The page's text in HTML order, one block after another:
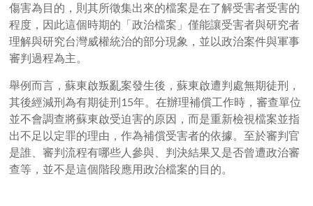
傷害為目的，則其所徵集出來的檔案是在了解受害者受害的
程度，因此這個時期的「政治檔案」僅能讓受害者與研究者
理解與研究台灣威權統治的部分現象，並以政治案件與軍事
審判過程為主。
舉例而言，蘇東啟叛亂案發生後，蘇東啟遭判處無期徒刑，
其後經減刑為有期徒刑15年。在辦理補償工作時，審查單位
並不會調查將蘇東啟受迫害的原因，而是重新檢視檔案並指
出不足以定罪的理由，作為補償受害者的依據。至於審判官
是誰、審判流程有哪些人參與、判決結果又是否曾遭政治審
查等，並不是這個階段應用政治檔案的目的。